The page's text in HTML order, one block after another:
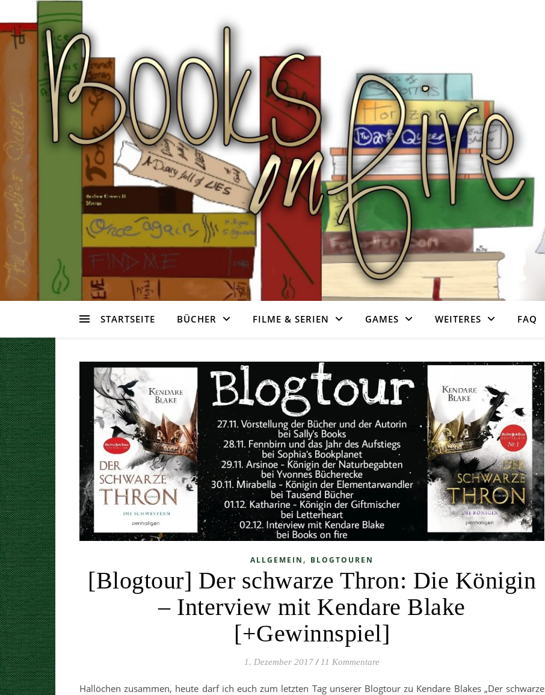
STARTSEITE BÜCHER FILME & SERIEN GAMES WEITERES FAQ
ALLGEMEIN , BLOGTOUREN
[Blogtour] Der schwarze Thron: Die Königin
– Interview mit Kendare Blake
[+Gewinnspiel]
1. Dezember 2017 / 11 Kommentare
Hallöchen zusammen, heute darf ich euch zum letzten Tag unserer Blogtour zu Kendare Blakes „Der schwarze